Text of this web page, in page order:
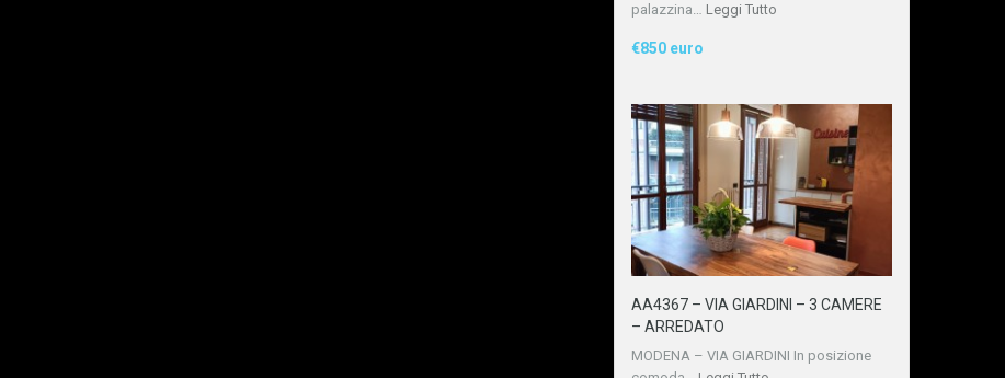
palazzina… Leggi Tutto
€850 euro
AA4367 – VIA GIARDINI – 3 CAMERE
– ARREDATO
MODENA – VIA GIARDINI In posizione